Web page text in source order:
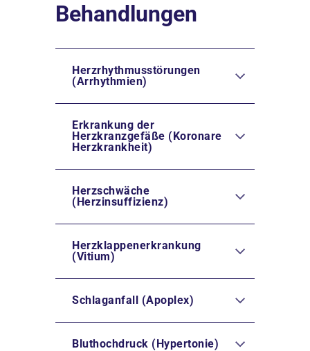
Behandlungen
Herzrhythmusstörungen
(Arrhythmien)
Erkrankung der
Herzkranzgefäße (Koronare
Herzkrankheit)
Herzschwäche
(Herzinsuffizienz)
Herzklappenerkrankung
(Vitium)
Schlaganfall (Apoplex)
Bluthochdruck (Hypertonie)